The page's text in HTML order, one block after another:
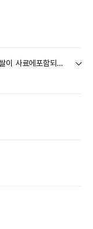
얼마전에 강아지가 당뇨판정을 받았는데요 흰쌀이 사료에포함되어 있네요. 혹시 당뇨강아지가 먹어도 무리가 없을까요,